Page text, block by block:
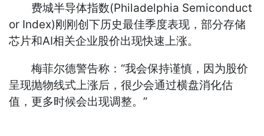
费城半导体指数(Philadelphia Semiconduct
or Index)刚刚创下历史最佳季度表现，部分存储
芯片和AI相关企业股价出现快速上涨。
梅菲尔德警告称：“我会保持谨慎，因为股价
呈现抛物线式上涨后，很少会通过横盘消化估
值，更多时候会出现调整。”